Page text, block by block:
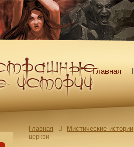
Главная
Главная Мистические истории
церкви